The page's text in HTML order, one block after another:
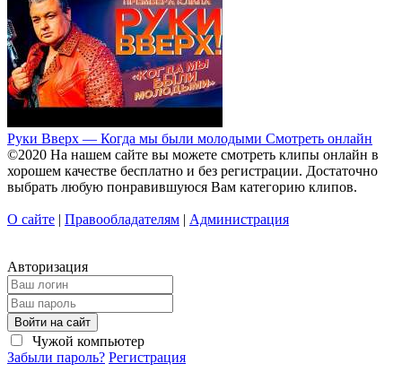
Руки Вверх — Когда мы были молодыми Смотреть онлайн
©2020 На нашем сайте вы можете смотреть клипы онлайн в
хорошем качестве бесплатно и без регистрации. Достаточно
выбрать любую понравившуюся Вам категорию клипов.
О сайте | Правообладателям | Администрация
Авторизация
Войти на сайт
Чужой компьютер
Забыли пароль? Регистрация